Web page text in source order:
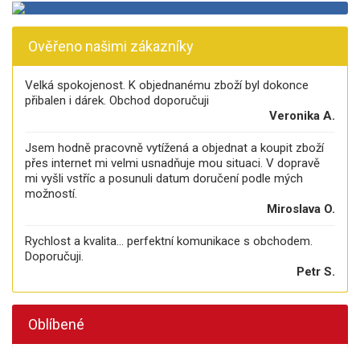
Ověřeno našimi zákazníky
Velká spokojenost. K objednanému zboží byl dokonce
přibalen i dárek. Obchod doporučuji
Veronika A.
Jsem hodně pracovně vytížená a objednat a koupit zboží
přes internet mi velmi usnadňuje mou situaci. V dopravě
mi vyšli vstříc a posunuli datum doručení podle mých
možností.
Miroslava O.
Rychlost a kvalita... perfektní komunikace s obchodem.
Doporučuji.
Petr S.
Oblíbené